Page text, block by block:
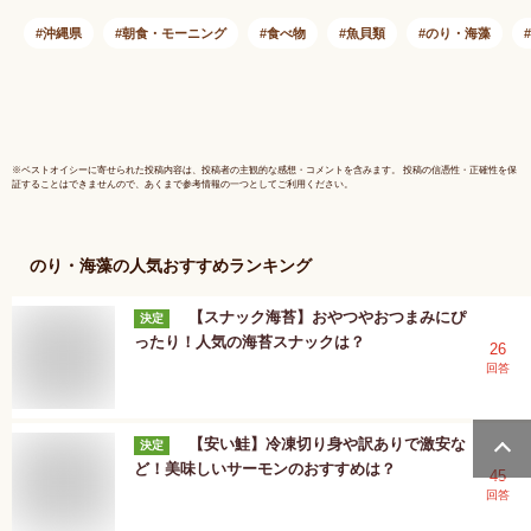
沖縄県 朝食・モーニング 食べ物 魚貝類 のり・海藻
※ベストオイシーに寄せられた投稿内容は、投稿者の主観的な感想・コメントを含みます。 投稿の信憑性・正確性を保
証することはできませんので、あくまで参考情報の一つとしてご利用ください。
のり・海藻の人気おすすめランキング
決定
【スナック海苔】おやつやおつまみにぴ
ったり！人気の海苔スナックは？
26
回答
決定
【安い鮭】冷凍切り身や訳ありで激安な
ど！美味しいサーモンのおすすめは？
45
回答